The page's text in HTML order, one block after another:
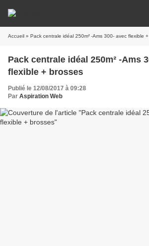
Accueil » Pack centrale idéal 250m² -Ams 300- avec flexible
Pack centrale idéal 250m² -Ams
flexible + brosses
Publié le 12/08/2017 à 09:28
Par Aspiration Web